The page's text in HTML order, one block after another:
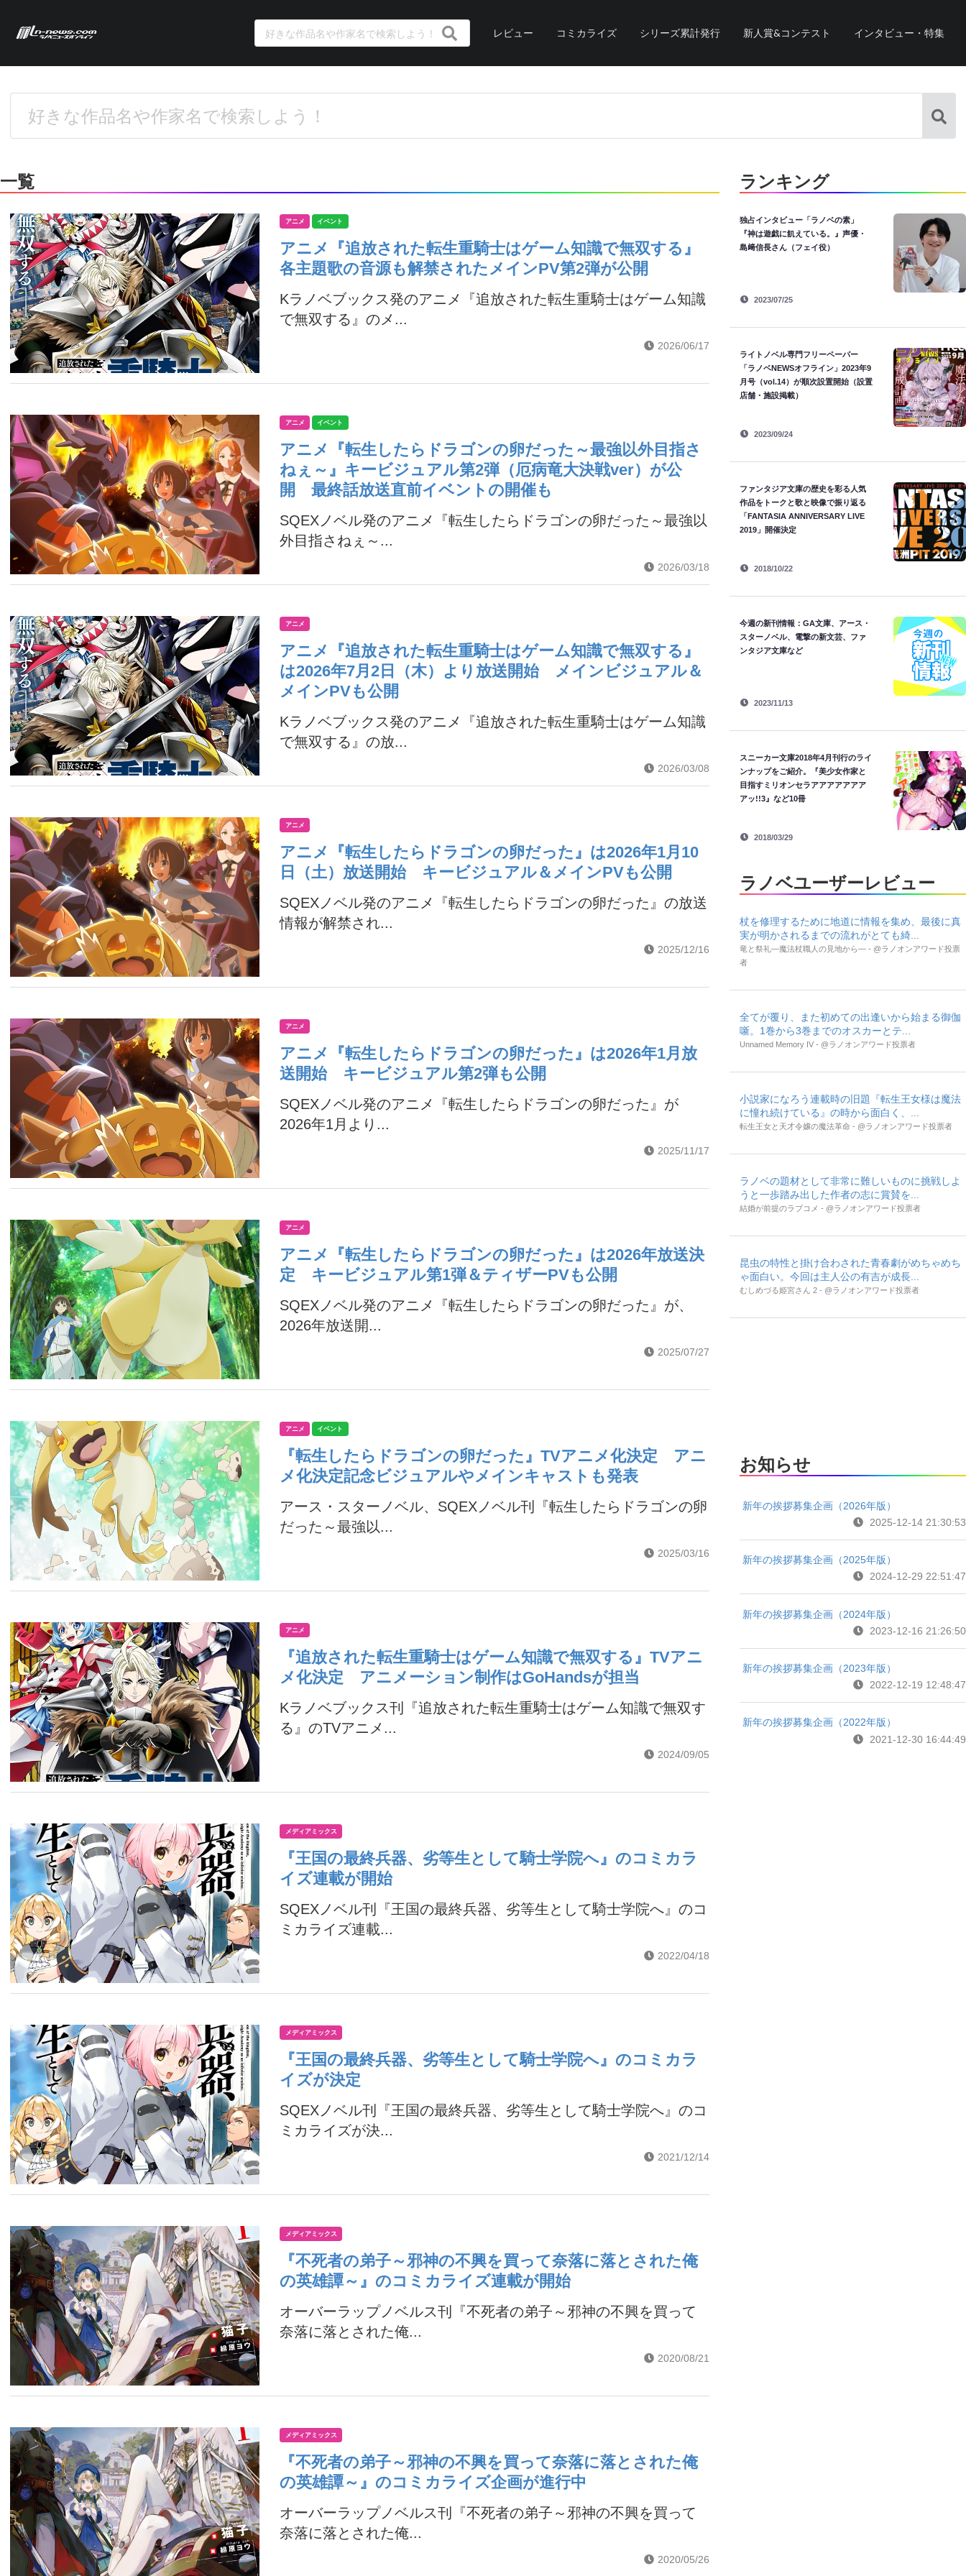
レビュー コミカライズ シリーズ累計発行 新人賞&コンテスト インタビュー・特集
一覧
アニメ イベント
アニメ『追放された転生重騎士はゲーム知識で無双する』
各主題歌の音源も解禁されたメインPV第2弾が公開
Kラノベブックス発のアニメ『追放された転生重騎士はゲーム知識
で無双する』のメ...
2026/06/17
アニメ イベント
アニメ『転生したらドラゴンの卵だった～最強以外目指さ
ねぇ～』キービジュアル第2弾（厄病竜大決戦ver）が公
開 最終話放送直前イベントの開催も
SQEXノベル発のアニメ『転生したらドラゴンの卵だった～最強以
外目指さねぇ～...
2026/03/18
アニメ
アニメ『追放された転生重騎士はゲーム知識で無双する』
は2026年7月2日（木）より放送開始 メインビジュアル＆
メインPVも公開
Kラノベブックス発のアニメ『追放された転生重騎士はゲーム知識
で無双する』の放...
2026/03/08
アニメ
アニメ『転生したらドラゴンの卵だった』は2026年1月10
日（土）放送開始 キービジュアル＆メインPVも公開
SQEXノベル発のアニメ『転生したらドラゴンの卵だった』の放送
情報が解禁され...
2025/12/16
アニメ
アニメ『転生したらドラゴンの卵だった』は2026年1月放
送開始 キービジュアル第2弾も公開
SQEXノベル発のアニメ『転生したらドラゴンの卵だった』が
2026年1月より...
2025/11/17
アニメ
アニメ『転生したらドラゴンの卵だった』は2026年放送決
定 キービジュアル第1弾＆ティザーPVも公開
SQEXノベル発のアニメ『転生したらドラゴンの卵だった』が、
2026年放送開...
2025/07/27
アニメ イベント
『転生したらドラゴンの卵だった』TVアニメ化決定 アニ
メ化決定記念ビジュアルやメインキャストも発表
アース・スターノベル、SQEXノベル刊『転生したらドラゴンの卵
だった～最強以...
2025/03/16
アニメ
『追放された転生重騎士はゲーム知識で無双する』TVアニ
メ化決定 アニメーション制作はGoHandsが担当
Kラノベブックス刊『追放された転生重騎士はゲーム知識で無双す
る』のTVアニメ...
2024/09/05
メディアミックス
『王国の最終兵器、劣等生として騎士学院へ』のコミカラ
イズ連載が開始
SQEXノベル刊『王国の最終兵器、劣等生として騎士学院へ』のコ
ミカライズ連載...
2022/04/18
メディアミックス
『王国の最終兵器、劣等生として騎士学院へ』のコミカラ
イズが決定
SQEXノベル刊『王国の最終兵器、劣等生として騎士学院へ』のコ
ミカライズが決...
2021/12/14
メディアミックス
『不死者の弟子～邪神の不興を買って奈落に落とされた俺
の英雄譚～』のコミカライズ連載が開始
オーバーラップノベルス刊『不死者の弟子～邪神の不興を買って
奈落に落とされた俺...
2020/08/21
メディアミックス
『不死者の弟子～邪神の不興を買って奈落に落とされた俺
の英雄譚～』のコミカライズ企画が進行中
オーバーラップノベルス刊『不死者の弟子～邪神の不興を買って
奈落に落とされた俺...
2020/05/26
ランキング
独占インタビュー「ラノベの素」
『神は遊戯に飢えている。』声優・
島﨑信長さん（フェイ役）
2023/07/25
ライトノベル専門フリーペーパー
「ラノベNEWSオフライン」2023年9
月号（vol.14）が順次設置開始（設置
店舗・施設掲載）
2023/09/24
ファンタジア文庫の歴史を彩る人気
作品をトークと歌と映像で振り返る
「FANTASIA ANNIVERSARY LIVE
2019」開催決定
2018/10/22
今週の新刊情報：GA文庫、アース・
スターノベル、電撃の新文芸、ファ
ンタジア文庫など
2023/11/13
スニーカー文庫2018年4月刊行のライ
ンナップをご紹介。『美少女作家と
目指すミリオンセラアアアアアアア
アッ!!3』など10冊
2018/03/29
ラノベユーザーレビュー
杖を修理するために地道に情報を集め、最後に真
実が明かされるまでの流れがとても綺...
竜と祭礼―魔法杖職人の見地から― - @ラノオンアワード投票
者
全てが覆り、また初めての出逢いから始まる御伽
噺。1巻から3巻までのオスカーとテ...
Unnamed Memory IV - @ラノオンアワード投票者
小説家になろう連載時の旧題『転生王女様は魔法
に憧れ続けている』の時から面白く、...
転生王女と天才令嬢の魔法革命 - @ラノオンアワード投票者
ラノベの題材として非常に難しいものに挑戦しよ
うと一歩踏み出した作者の志に賞賛を...
結婚が前提のラブコメ - @ラノオンアワード投票者
昆虫の特性と掛け合わされた青春劇がめちゃめち
ゃ面白い。今回は主人公の有吉が成長...
むしめづる姫宮さん 2 - @ラノオンアワード投票者
お知らせ
新年の挨拶募集企画（2026年版）
2025-12-14 21:30:53
新年の挨拶募集企画（2025年版）
2024-12-29 22:51:47
新年の挨拶募集企画（2024年版）
2023-12-16 21:26:50
新年の挨拶募集企画（2023年版）
2022-12-19 12:48:47
新年の挨拶募集企画（2022年版）
2021-12-30 16:44:49